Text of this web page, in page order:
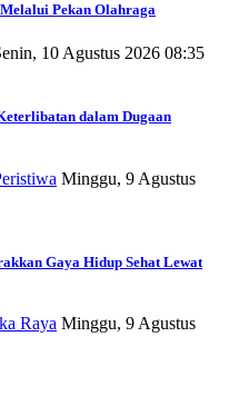
Pekan Olahraga
10 Agustus 2026 08:35
dalam Dugaan
Minggu, 9 Agustus
Gaya Hidup Sehat Lewat
Raya Minggu, 9 Agustus